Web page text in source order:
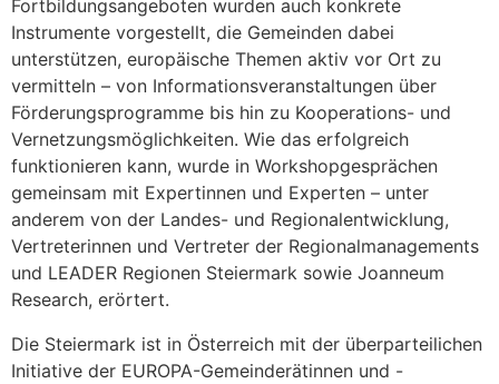
Fortbildungsangeboten wurden auch konkrete
Instrumente vorgestellt, die Gemeinden dabei
unterstützen, europäische Themen aktiv vor Ort zu
vermitteln – von Informationsveranstaltungen über
Förderungsprogramme bis hin zu Kooperations- und
Vernetzungsmöglichkeiten. Wie das erfolgreich
funktionieren kann, wurde in Workshopgesprächen
gemeinsam mit Expertinnen und Experten – unter
anderem von der Landes- und Regionalentwicklung,
Vertreterinnen und Vertreter der Regionalmanagements
und LEADER Regionen Steiermark sowie Joanneum
Research, erörtert.
Die Steiermark ist in Österreich mit der überparteilichen
Initiative der EUROPA-Gemeinderätinnen und -